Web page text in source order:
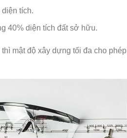
tích.
40% diện tích đất sở hữu.
mật độ xây dựng tối đa cho